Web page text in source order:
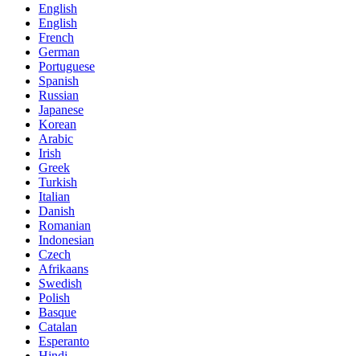
English
English
French
German
Portuguese
Spanish
Russian
Japanese
Korean
Arabic
Irish
Greek
Turkish
Italian
Danish
Romanian
Indonesian
Czech
Afrikaans
Swedish
Polish
Basque
Catalan
Esperanto